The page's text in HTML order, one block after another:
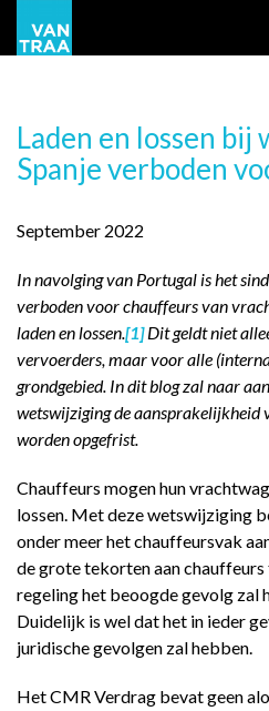
Laden en lossen bij
Spanje verboden
September 2022
In navolging van Portugal is het
verboden voor chauffeurs van
laden en lossen.[1]Dit geldt niet
vervoerders, maar voor alle
grondgebied. In dit blog zal naar
wetswijziging de aansprakelijkheid
worden opgefrist.
Chauffeurs mogen hun
lossen. Met deze wetswijziging
onder meer het chauffeursvak
de grote tekorten aan chauffeurs
regeling het beoogde gevolg zal
Duidelijk is wel dat het in ieder
juridische gevolgen zal hebben.
Het CMR Verdrag bevat geen